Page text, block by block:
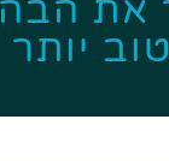
את
טוב יותר